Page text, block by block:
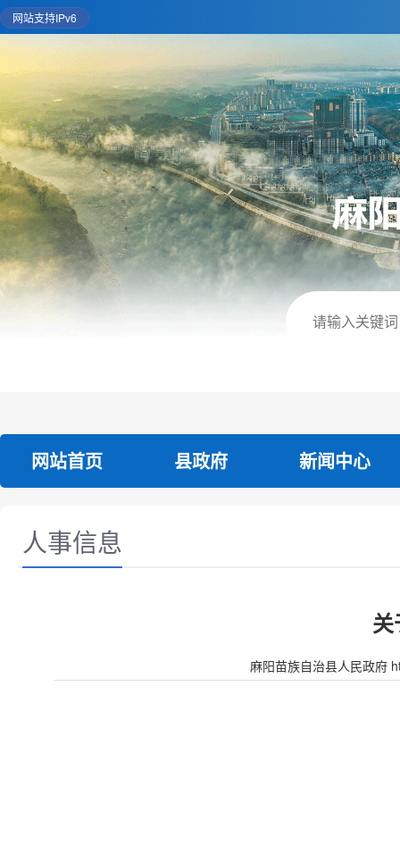
网站支持IPv6
网站首页 县政府 新闻中心
人事信息
麻阳苗族自治县人民政府